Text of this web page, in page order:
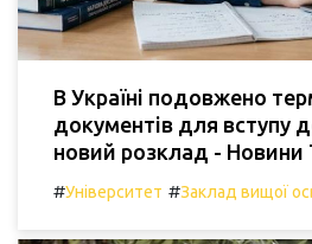
В Україні подовжено
документів для вступу
новий розклад - Новини
#Університет #Заклад вищої